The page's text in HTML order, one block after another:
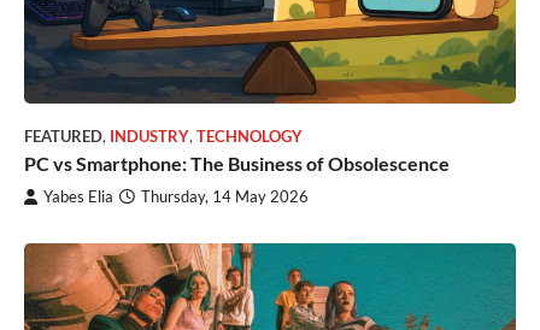
FEATURED, INDUSTRY, TECHNOLOGY
PC vs Smartphone: The Business of Obsolescence
Yabes Elia Thursday, 14 May 2026